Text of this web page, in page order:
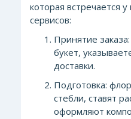
которая встречается
сервисов:
Принятие
букет,
доставки.
Подготовка:
стебли, ставят
оформляют